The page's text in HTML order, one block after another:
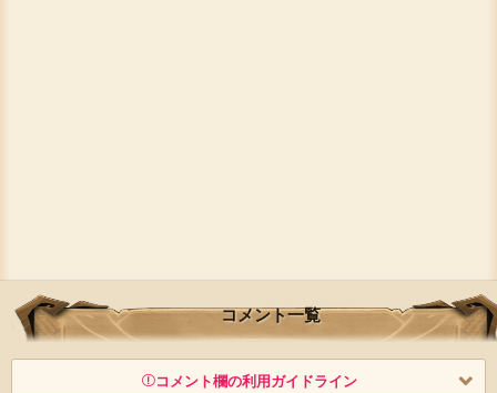
コメント一覧
コメント欄の利用ガイドライン